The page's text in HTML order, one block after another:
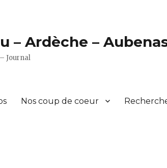
– Ardèche –
Journal
Nos coup de coeur